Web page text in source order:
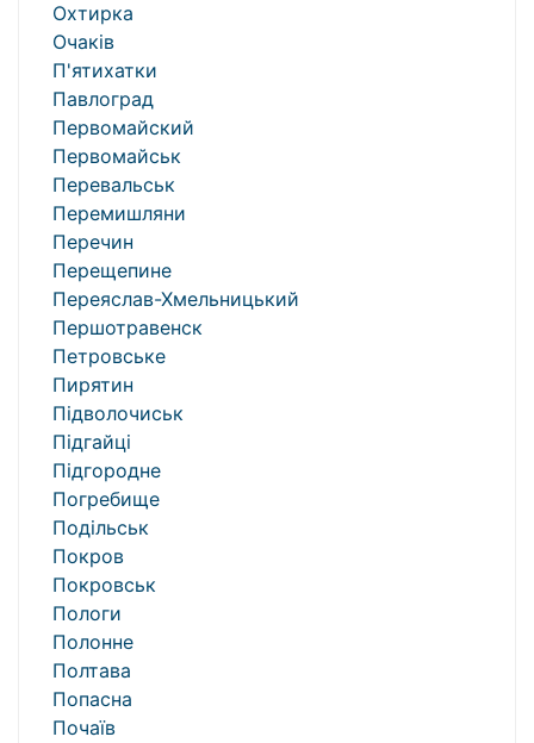
Охтирка
Очаків
П'ятихатки
Павлоград
Первомайский
Первомайськ
Перевальськ
Перемишляни
Перечин
Перещепине
Переяслав-Хмельницький
Першотравенск
Петровське
Пирятин
Підволочиськ
Підгайці
Підгородне
Погребище
Подільськ
Покров
Покровськ
Пологи
Полонне
Полтава
Попасна
Почаїв